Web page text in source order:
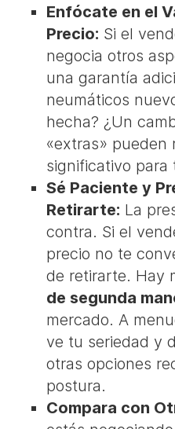
Enfócate en el
Precio: Si el
negocia otros
una garantía
neumáticos
hecha? ¿Un
«extras» pueden
significativo para
Sé Paciente y
Retirarte: La
contra. Si el
precio no te
de retirarte. Hay
de segunda
mercado. A
ve tu seriedad y
otras opciones
postura.
Compara con